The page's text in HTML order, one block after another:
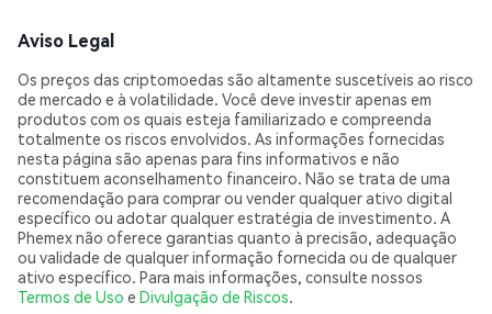
Aviso Legal
Os preços das criptomoedas são altamente suscetíveis ao risco
de mercado e à volatilidade. Você deve investir apenas em
produtos com os quais esteja familiarizado e compreenda
totalmente os riscos envolvidos. As informações fornecidas
nesta página são apenas para fins informativos e não
constituem aconselhamento financeiro. Não se trata de uma
recomendação para comprar ou vender qualquer ativo digital
específico ou adotar qualquer estratégia de investimento. A
Phemex não oferece garantias quanto à precisão, adequação
ou validade de qualquer informação fornecida ou de qualquer
ativo específico. Para mais informações, consulte nossos
Termos de Uso e Divulgação de Riscos.